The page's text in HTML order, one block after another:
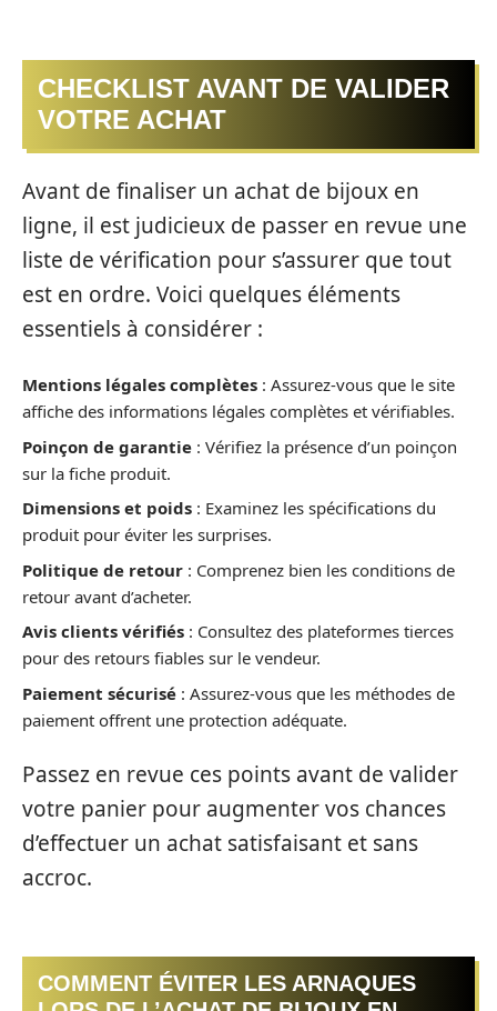
CHECKLIST AVANT DE VALIDER
VOTRE ACHAT
Avant de finaliser un achat de bijoux en
ligne, il est judicieux de passer en revue une
liste de vérification pour s’assurer que tout
est en ordre. Voici quelques éléments
essentiels à considérer :
Mentions légales complètes : Assurez-vous que le site
affiche des informations légales complètes et vérifiables.
Poinçon de garantie : Vérifiez la présence d’un poinçon
sur la fiche produit.
Dimensions et poids : Examinez les spécifications du
produit pour éviter les surprises.
Politique de retour : Comprenez bien les conditions de
retour avant d’acheter.
Avis clients vérifiés : Consultez des plateformes tierces
pour des retours fiables sur le vendeur.
Paiement sécurisé : Assurez-vous que les méthodes de
paiement offrent une protection adéquate.
Passez en revue ces points avant de valider
votre panier pour augmenter vos chances
d’effectuer un achat satisfaisant et sans
accroc.
COMMENT ÉVITER LES ARNAQUES